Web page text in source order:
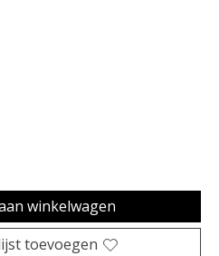
is
winkelwagen
toevoegen